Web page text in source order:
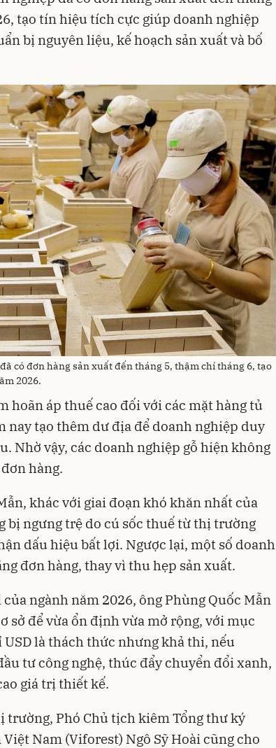
tạo tín hiệu tích cực giúp doanh nghiệp
bị nguyên liệu, kế hoạch sản xuất và bố
có đơn hàng sản xuất đến tháng 5, thậm chí tháng 6, tạo
2026.
hoãn áp thuế cao đối với các mặt hàng tủ
nay tạo thêm dư địa để doanh nghiệp duy
Nhờ vậy, các doanh nghiệp gỗ hiện không
hàng.
khác với giai đoạn khó khăn nhất của
bị ngưng trệ do cú sốc thuế từ thị trường
dấu hiệu bất lợi. Ngược lại, một số doanh
đơn hàng, thay vì thu hẹp sản xuất.
ngành năm 2026, ông Phùng Quốc Mẫn
sở để vừa ổn định vừa mở rộng, với mục
là thách thức nhưng khả thi, nếu
tư công nghệ, thúc đẩy chuyển đổi xanh,
giá trị thiết kế.
trường, Phó Chủ tịch kiêm Tổng thư ký
Việt Nam (Viforest) Ngô Sỹ Hoài cũng cho